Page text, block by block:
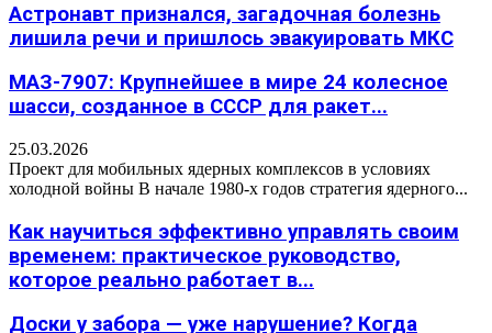
Астронавт признался, загадочная болезнь
лишила речи и пришлось эвакуировать МКС
МАЗ-7907: Крупнейшее в мире 24 колесное
шасси, созданное в СССР для ракет...
25.03.2026
Проект для мобильных ядерных комплексов в условиях
холодной войны В начале 1980-х годов стратегия ядерного...
Как научиться эффективно управлять своим
временем: практическое руководство,
которое реально работает в...
Доски у забора — уже нарушение? Когда